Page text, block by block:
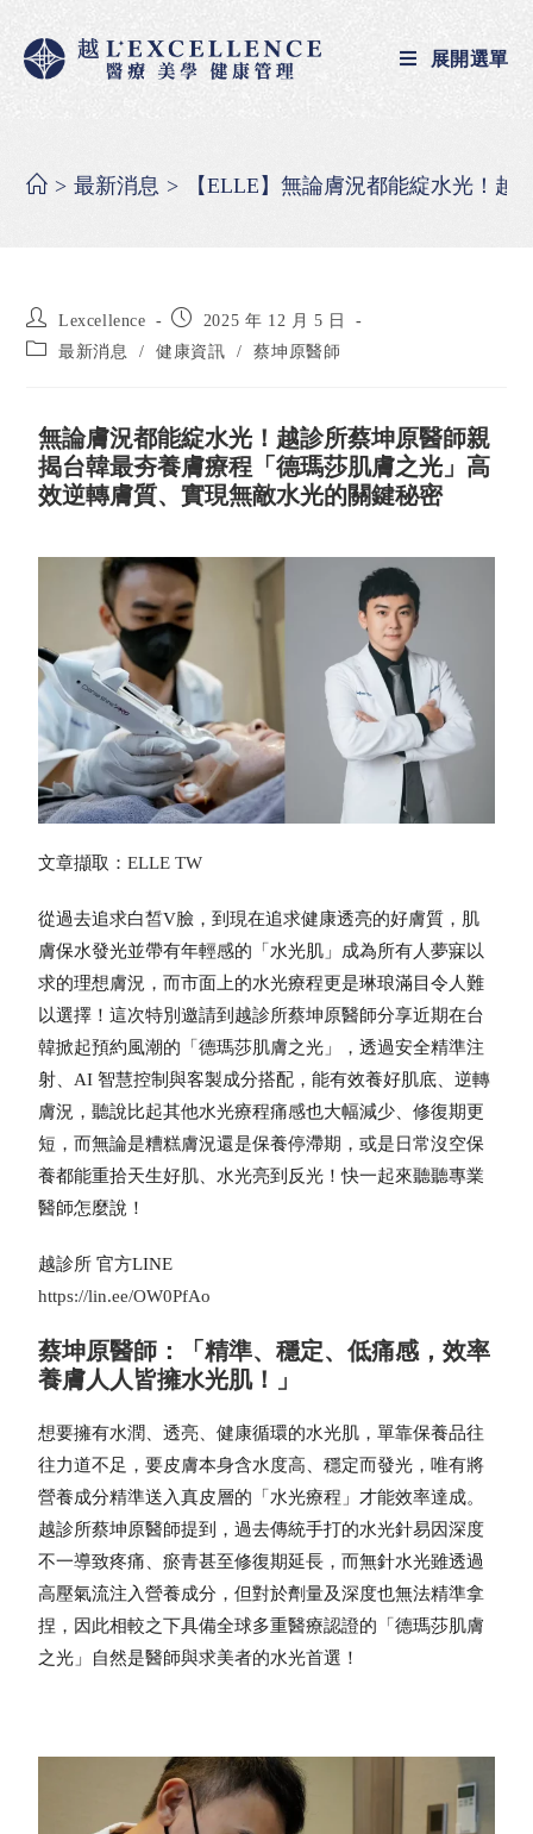
展開選單
> 最新消息 > 【ELLE】無論膚況都能綻水光！
Lexcellence
2025 年 12 月 5 日
最新消息
/ 健康資訊 / 蔡坤原醫師
無論膚況都能綻水光！越診所蔡坤原醫師親
揭台韓最夯養膚療程「德瑪莎肌膚之光」高
效逆轉膚質、實現無敵水光的關鍵秘密
文章擷取：ELLE TW
從過去追求白皙V臉，到現在追求健康透亮的好膚質，肌
膚保水發光並帶有年輕感的「水光肌」成為所有人夢寐以
求的理想膚況，而市面上的水光療程更是琳琅滿目令人難
以選擇！這次特別邀請到越診所蔡坤原醫師分享近期在台
韓掀起預約風潮的「德瑪莎肌膚之光」，透過安全精準注
射、AI 智慧控制與客製成分搭配，能有效養好肌底、逆轉
膚況，聽說比起其他水光療程痛感也大幅減少、修復期更
短，而無論是糟糕膚況還是保養停滯期，或是日常沒空保
養都能重拾天生好肌、水光亮到反光！快一起來聽聽專業
醫師怎麼說！
越診所 官方LINE
https://lin.ee/OW0PfAo
蔡坤原醫師：「精準、穩定、低痛感，效率
養膚人人皆擁水光肌！」
想要擁有水潤、透亮、健康循環的水光肌，單靠保養品往
往力道不足，要皮膚本身含水度高、穩定而發光，唯有將
營養成分精準送入真皮層的「水光療程」才能效率達成。
越診所蔡坤原醫師提到，過去傳統手打的水光針易因深度
不一導致疼痛、瘀青甚至修復期延長，而無針水光雖透過
高壓氣流注入營養成分，但對於劑量及深度也無法精準拿
捏，因此相較之下具備全球多重醫療認證的「德瑪莎肌膚
之光」自然是醫師與求美者的水光首選！